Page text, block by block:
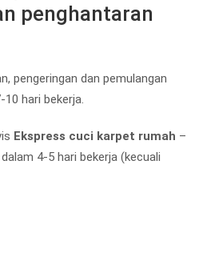
penghantaran
pengeringan dan pemulangan
hari bekerja.
Ekspress cuci karpet rumah –
4-5 hari bekerja (kecuali